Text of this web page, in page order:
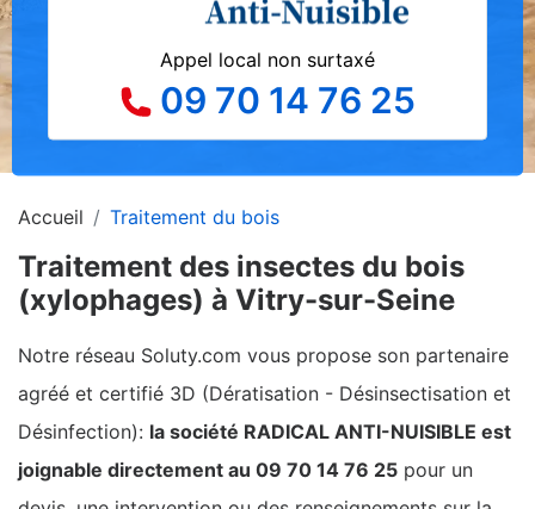
Appel local non surtaxé
09 70 14 76 25
Accueil Traitement du bois
Traitement des insectes du bois
(xylophages) à Vitry-sur-Seine
Notre réseau Soluty.com vous propose son partenaire
agréé et certifié 3D (Dératisation - Désinsectisation et
Désinfection): la société RADICAL ANTI-NUISIBLE est
joignable directement au 09 70 14 76 25 pour un